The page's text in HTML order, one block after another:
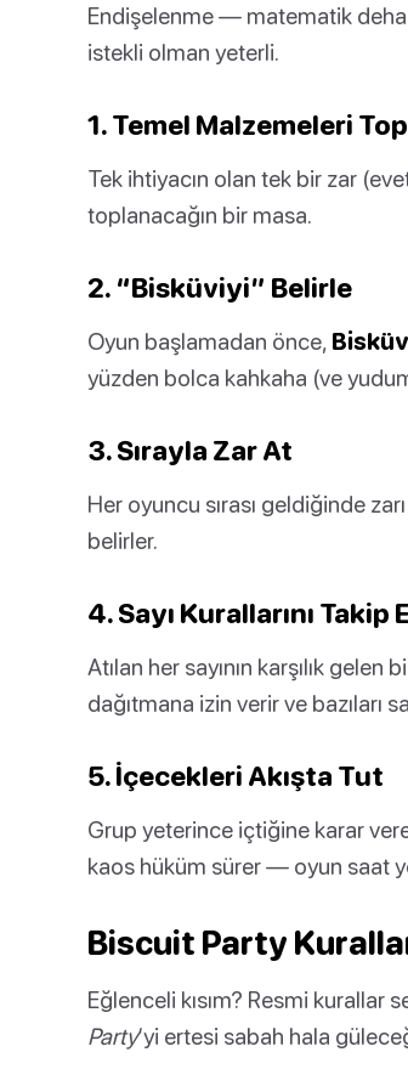
Endişelenme — matematik
istekli olman yeterli.
1. Temel Malzemeleri
Tek ihtiyacın olan tek bir zar
toplanacağın bir masa.
2. “Bisküviyi” Belirle
Oyun başlamadan önce,
yüzden bolca kahkaha (ve
3. Sırayla Zar At
Her oyuncu sırası geldiğinde
belirler.
4. Sayı Kurallarını Takip
Atılan her sayının karşılık
dağıtmana izin verir ve bazıları
5. İçecekleri Akışta Tut
Grup yeterince içtiğine karar
kaos hüküm sürer — oyun saat
Biscuit Party
Eğlenceli kısım? Resmi kurallar
Party‘yi ertesi sabah hala